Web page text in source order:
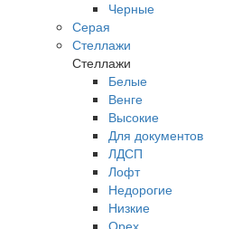
Черные
Серая
Стеллажи
Стеллажи
Белые
Венге
Высокие
Для документов
ЛДСП
Лофт
Недорогие
Низкие